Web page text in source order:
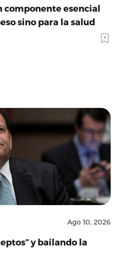
componente esencial
sino para la salud
Ago 10, 2026
y bailando la